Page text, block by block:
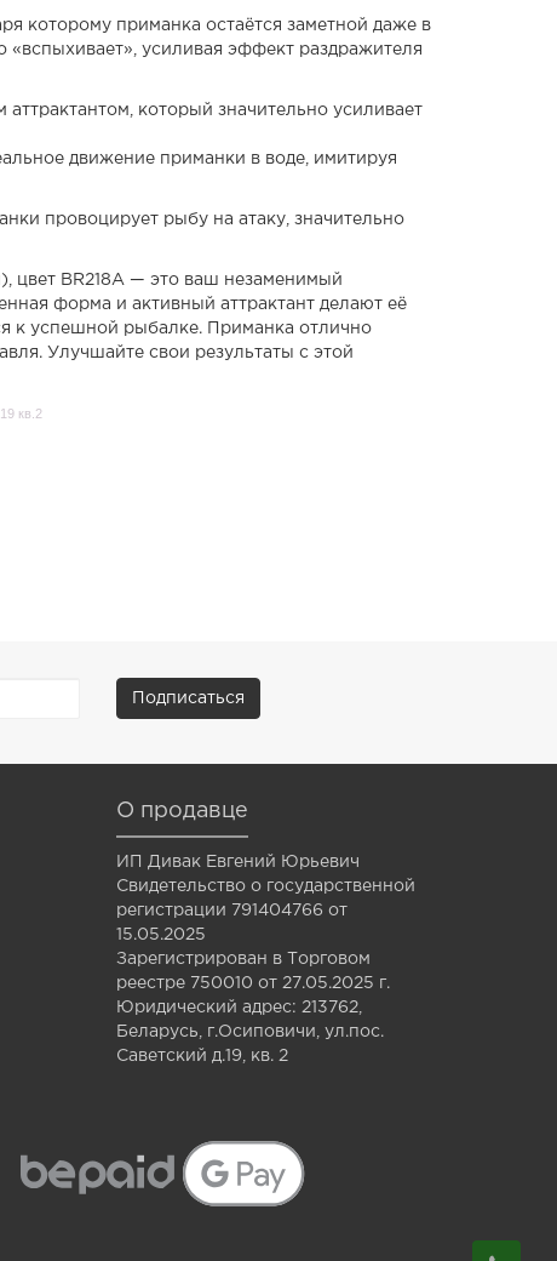
которому приманка остаётся заметной даже в
усиливая эффект раздражителя
который значительно усиливает
движение приманки в воде, имитируя
провоцирует рыбу на атаку, значительно
цвет BR218A — это ваш незаменимый
форма и активный аттрактант делают её
к успешной рыбалке. Приманка отлично
Улучшайте свои результаты с этой
кв.2
Подписаться
О продавце
ИП Дивак Евгений Юрьевич
Свидетельство о государственной
регистрации 791404766 от
15.05.2025
Зарегистрирован в Торговом
реестре 750010 от 27.05.2025 г.
Юридический адрес: 213762,
Беларусь, г.Осиповичи, ул.пос.
Саветский д.19, кв. 2